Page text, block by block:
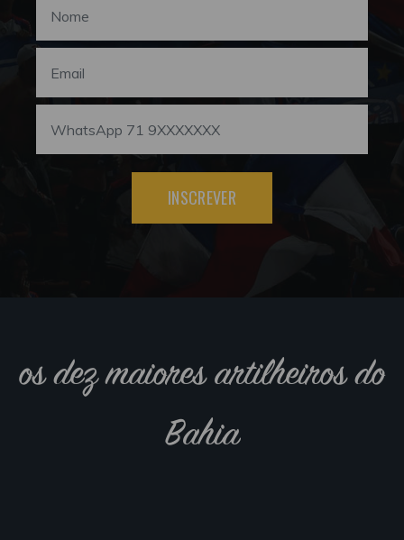
INSCREVER
os dez maiores artilheiros do
Bahia